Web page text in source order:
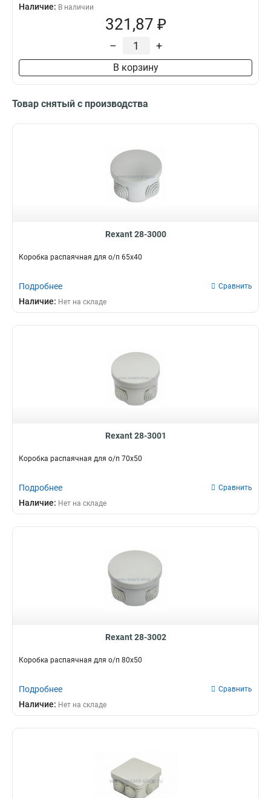
Наличие: В наличии
321,87 ₽
– +
В корзину
Товар снятый с производства
Rexant 28-3000
Коробка распаячная для о/п 65х40
Подробнее Сравнить
Наличие: Нет на складе
Rexant 28-3001
Коробка распаячная для о/п 70х50
Подробнее Сравнить
Наличие: Нет на складе
Rexant 28-3002
Коробка распаячная для о/п 80х50
Подробнее Сравнить
Наличие: Нет на складе